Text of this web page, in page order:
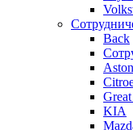
Back
KIA